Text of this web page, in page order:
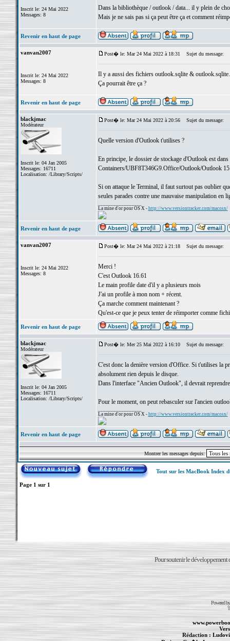
Inscrit le: 24 Mai 2022
Messages: 8
Dans la bibliothèque / outlook / data... il y plein de
Mais je ne sais pas si ça peut être ça et comment
Revenir en haut de page
vanvan2007
Inscrit le: 24 Mai 2022
Messages: 8
Post� le: Mar 24 Mai 2022 à 18:31 Sujet du message:
Il y a aussi des fichiers outlook.sqlite &
Ça pourrait être ça ?
Revenir en haut de page
blackjmac
Modérateur
Inscrit le: 04 Jan 2005
Messages: 16711
Localisation: /Library/Scripts/
Post� le: Mar 24 Mai 2022 à 20:56 Sujet du message:
Quelle version d'Outlook t'utilises ?
En principe, le dossier de stockage d'Outlook est
Containers/UBF8T346G9.Office/Outlook/Outlook
Si on attaque le Terminal, il faut surtout pas oublier
seules parades contre une mauvaise manipulation en
La mine d'or pour OS X - http://www.versiontracker.com/macosx/
Revenir en haut de page
vanvan2007
Inscrit le: 24 Mai 2022
Messages: 8
Post� le: Mar 24 Mai 2022 à 21:18 Sujet du message:
Merci !
C'est Outlook 16.61
Le main profile date d'il y a plusieurs mois
J'ai un profile à mon nom + récent.
Ça marche comment maintenant ?
Qu'est-ce que je peux tenter de réimporter comme
Revenir en haut de page
blackjmac
Modérateur
Inscrit le: 04 Jan 2005
Messages: 16711
Localisation: /Library/Scripts/
Post� le: Mer 25 Mai 2022 à 16:10 Sujet du message:
C'est donc la denière version d'Office. Si t'utilises la
absolument rien depuis le disque.
Dans l'interface "Ancien Outlook", il devrait
Pour le moment, on peut rebasculer sur l'ancien
La mine d'or pour OS X - http://www.versiontracker.com/macosx/
Revenir en haut de page
Montrer les messages depuis:
Tout sur les MacBook Index
Page 1 sur 1
Pour soutenir le développement
Powered
Rédaction :